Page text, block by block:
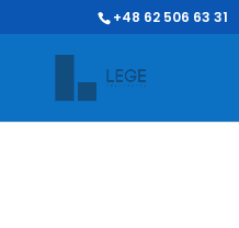
+48 62 506 63 31